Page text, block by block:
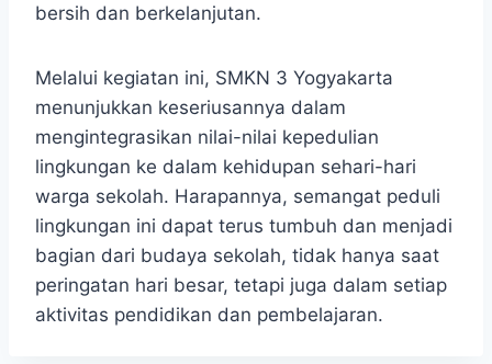
bersih dan berkelanjutan.
Melalui kegiatan ini, SMKN 3 Yogyakarta
menunjukkan keseriusannya dalam
mengintegrasikan nilai-nilai kepedulian
lingkungan ke dalam kehidupan sehari-hari
warga sekolah. Harapannya, semangat peduli
lingkungan ini dapat terus tumbuh dan menjadi
bagian dari budaya sekolah, tidak hanya saat
peringatan hari besar, tetapi juga dalam setiap
aktivitas pendidikan dan pembelajaran.